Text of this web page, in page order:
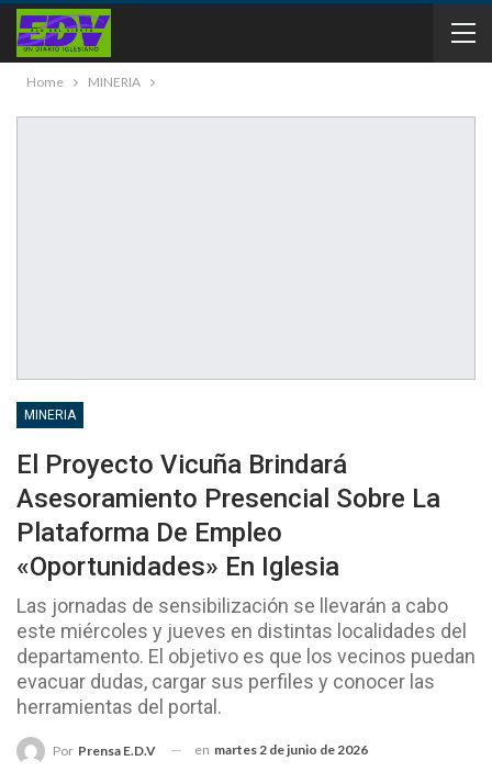
Home MINERIA
MINERIA
El Proyecto Vicuña Brindará
Asesoramiento Presencial Sobre La
Plataforma De Empleo
«Oportunidades» En Iglesia
Las jornadas de sensibilización se llevarán a cabo
este miércoles y jueves en distintas localidades del
departamento. El objetivo es que los vecinos puedan
evacuar dudas, cargar sus perfiles y conocer las
herramientas del portal.
Por Prensa E.D.V en martes 2 de junio de 2026